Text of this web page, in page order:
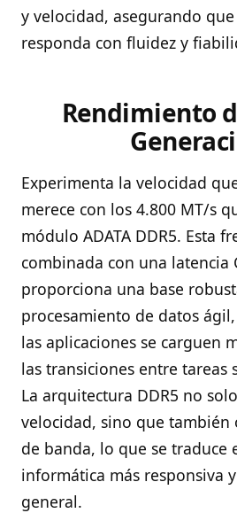
y velocidad, asegurando
responda con fluidez y
Rendimiento
Experimenta la velocidad
merece con los 4.800 MT/s
módulo ADATA DDR5. Esta
combinada con una latencia
proporciona una base
procesamiento de datos
las aplicaciones se carguen
las transiciones entre tareas
La arquitectura DDR5 no
velocidad, sino que también
de banda, lo que se traduce
informática más responsiva
general.